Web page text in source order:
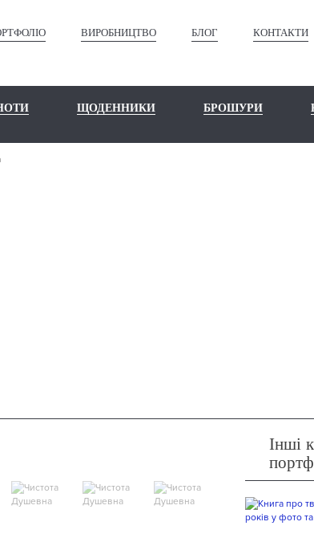
ВИРОБНИЦТВО БЛОГ КОНТАКТИ
ЩОДЕННИКИ БРОШУРИ
Інші